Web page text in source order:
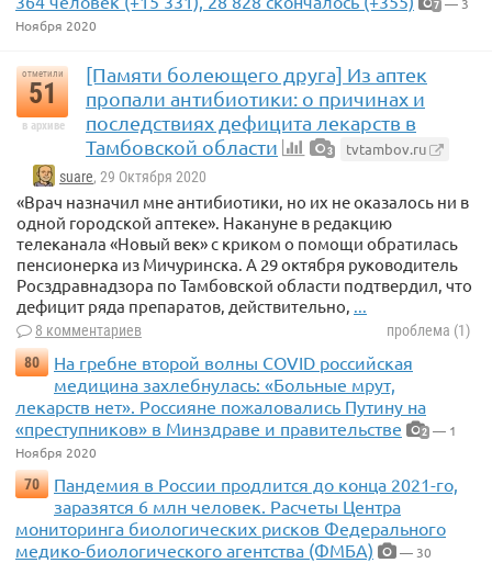
7
Ноября 2020
отметили
51
в архиве
[Памяти болеющего друга] Из аптек
пропали антибиотики: о причинах и
последствиях дефицита лекарств в
Тамбовской области
3 tvtambov.ru
suare, 29 Октября 2020
«Врач назначил мне антибиотики, но их не оказалось ни в
одной городской аптеке». Накануне в редакцию
телеканала «Новый век» с криком о помощи обратилась
пенсионерка из Мичуринска. А 29 октября руководитель
Росздравнадзора по Тамбовской области подтвердил, что
дефицит ряда препаратов, действительно, ...
8 комментариев
проблема (1)
80
На гребне второй волны COVID российская
медицина захлебнулась: «Больные мрут,
лекарств нет». Россияне пожаловались Путину на
«преступников» в Минздраве и правительстве
2 — 1
Ноября 2020
70
Пандемия в России продлится до конца 2021-го,
заразятся 6 млн человек. Расчеты Центра
мониторинга биологических рисков Федерального
медико-биологического агентства (ФМБА)
— 30